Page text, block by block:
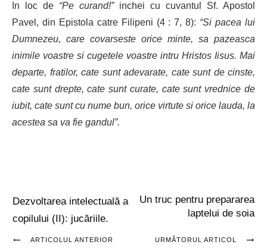
In loc de “Pe curand!” inchei cu cuvantul Sf. Apostol
Pavel, din Epistola catre Filipeni (4 : 7, 8): “Si pacea lui
Dumnezeu, care covarseste orice minte, sa pazeasca
inimile voastre si cugetele voastre intru Hristos Iisus. Mai
departe, fratilor, cate sunt adevarate, cate sunt de cinste,
cate sunt drepte, cate sunt curate, cate sunt vrednice de
iubit, cate sunt cu nume bun, orice virtute si orice lauda, la
acestea sa va fie gandul”.
Dezvoltarea intelectuală a
copilului (II): jucăriile.
Un truc pentru prepararea
laptelui de soia
ARTICOLUL ANTERIOR URMĂTORUL ARTICOL